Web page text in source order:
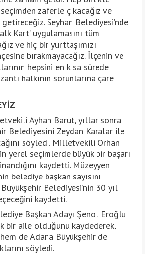
zaferle çıkacağız ve
getireceğiz. Seyhan Belediyesi’nde
Kart’ uygulamasını tüm
ve hiç bir yurttaşımızı
bırakmayacağız. İlçenin ve
hepsini en kısa sürede
halkının sorunlarına çare
Ayhan Barut, yıllar sonra
Belediyesi’ni Zeydan Karalar ile
söyledi. Milletvekili Orhan
yerel seçimlerde büyük bir başarı
kaydetti. Müzeyyen
belediye başkan sayısını
Belediyesi’nin 30 yıl
kaydetti.
Başkan Adayı Şenol Eroğlu
bir aile olduğunu kaydederek,
de Adana Büyükşehir de
söyledi.